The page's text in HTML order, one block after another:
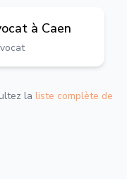
à Caen
la liste complète de